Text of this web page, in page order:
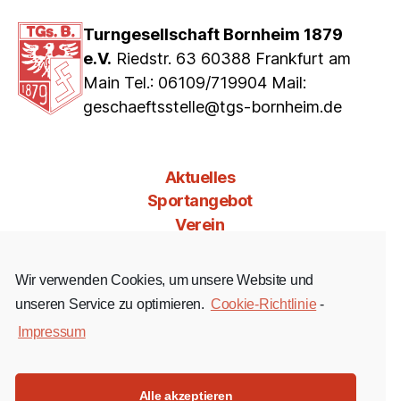
Turngesellschaft Bornheim 1879
e.V. Riedstr. 63 60388 Frankfurt am
Main Tel.: 06109/719904 Mail:
geschaeftsstelle@tgs-bornheim.de
Aktuelles
Sportangebot
Verein
Jobs & Co
Kontakt
Facebook Instagram YouTube
Wir verwenden Cookies, um unsere Website und
unseren Service zu optimieren. Cookie-Richtlinie-
Impressum
Alle akzeptieren